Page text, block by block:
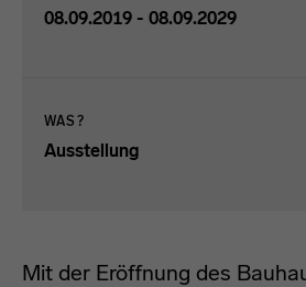
08.09.2019 - 08.09.2029
WAS?
Ausstellung
Mit der Eröffnung des